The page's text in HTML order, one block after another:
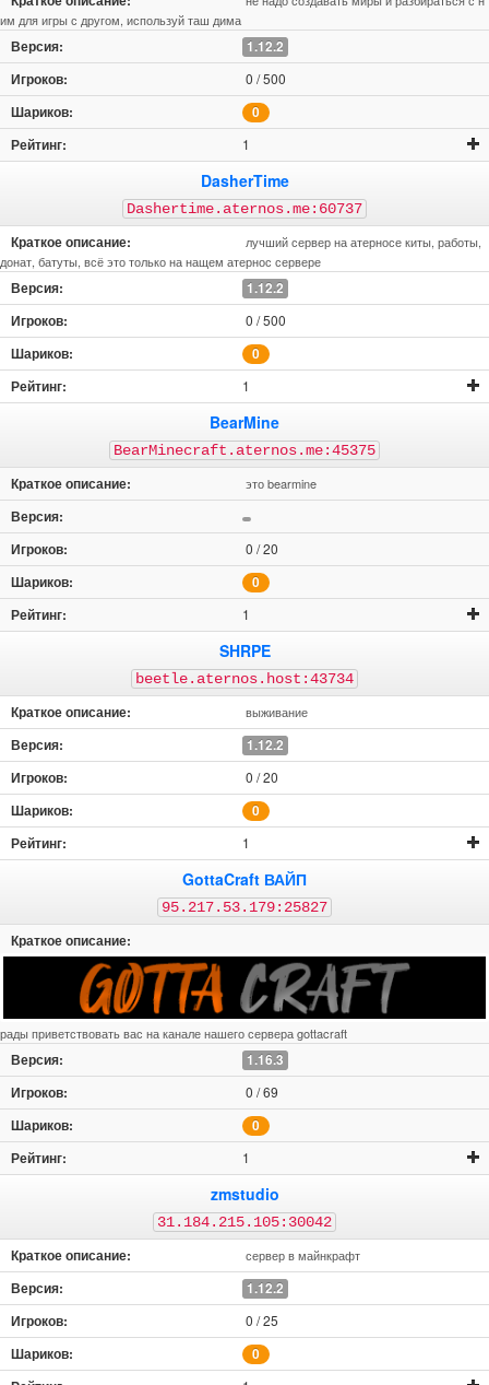
им для игры с другом, используй таш дима
1.12.2
0 / 500
0
1
DasherTime
Dashertime.aternos.me:60737
лучший сервер на атерносе киты, работы,
донат, батуты, всё это только на нащем атернос сервере
1.12.2
0 / 500
0
1
BearMine
BearMinecraft.aternos.me:45375
это bearmine
0 / 20
0
1
SHRPE
beetle.aternos.host:43734
выживание
1.12.2
0 / 20
0
1
GottaCraft ВАЙП
95.217.53.179:25827
рады приветствовать вас на канале нашего сервера gottacraft
1.16.3
0 / 69
0
1
zmstudio
31.184.215.105:30042
сервер в майнкрафт
1.12.2
0 / 25
0